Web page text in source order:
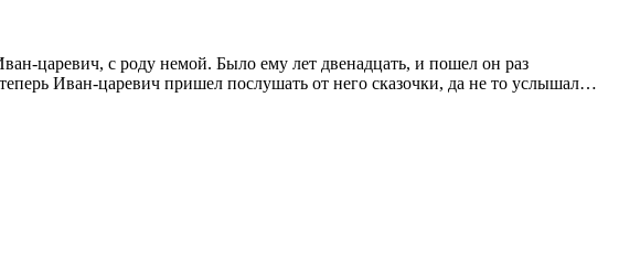
царевич, с роду немой. Было ему лет двенадцать, и пошел он раз
Иван-царевич пришел послушать от него сказочки, да не то услышал…